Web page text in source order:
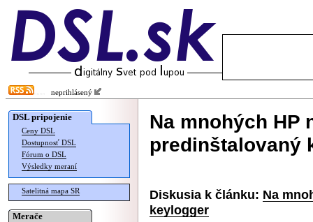
neprihlásený
DSL pripojenie
Ceny DSL
Dostupnosť DSL
Fórum o DSL
Výsledky meraní
Satelitná mapa SR
Merače
Na mnohých HP
predinštalovaný
Diskusia k článku: Na
keylogger